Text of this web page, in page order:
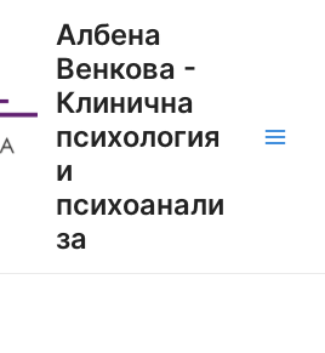
Албена
Венкова -
Клинична
психология
и
психоанали
за